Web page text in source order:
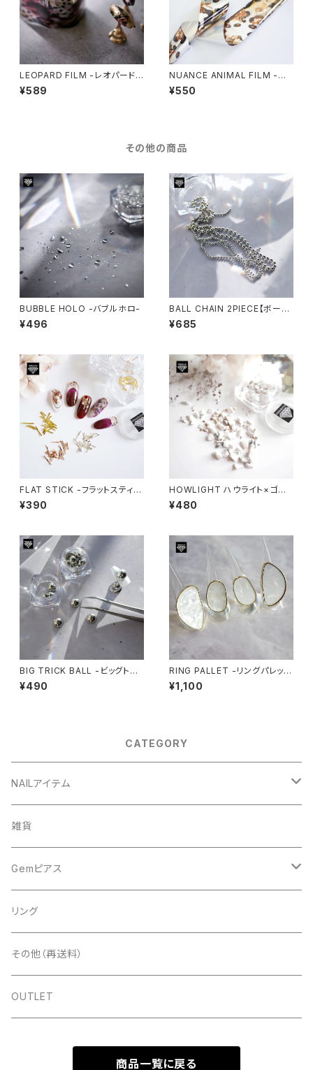
LEOPARD FILM -レオパードフ
ィルム-
¥589
NUANCE ANIMAL FILM -ニ
ュアンスアニマルフィルム-
¥550
その他の商品
BUBBLE HOLO -バブルホロ-
¥496
BALL CHAIN 2PIECE【ボール
チェーン2P】
¥685
FLAT STICK -フラットスティッ
ク-
¥390
HOWLIGHT ハウライト×ゴー
ルドＭＩＸ
¥480
BIG TRICK BALL -ビッグトリ
ックボール-
¥490
RING PALLET -リングパレッ
ト-
¥1,100
CATEGORY
NAILアイテム
アート
ドライフラワー
シェル
ネイルツール
ライト
ディスプレイ
雑貨
Gemピアス
シェルピアス
ゴールド
シルバー
パールピアス
ゴールド
リング
その他（再送料）
OUTLET
商品一覧に戻る